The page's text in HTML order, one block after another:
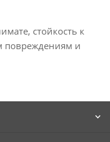
стойкость к
повреждениям и